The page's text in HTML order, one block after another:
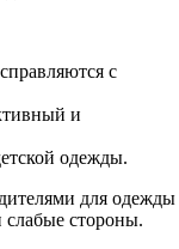
с
и
одежды.
для одежды
слабые стороны.